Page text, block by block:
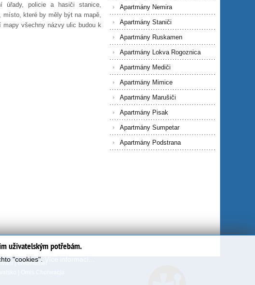
úřady, policie a hasiči stanice,
které by měly být na mapě,
všechny názvy ulic budou k
Apartmány Nemira
Apartmány Staniči
Apartmány Ruskamen
Apartmány Lokva Rogoznica
Apartmány Mediči
Apartmány Mimice
Apartmány Marušiči
Apartmány Pisak
Apartmány Sumpetar
Apartmány Podstrana
uživatelským potřebám.
"cookies".
|Webmaster